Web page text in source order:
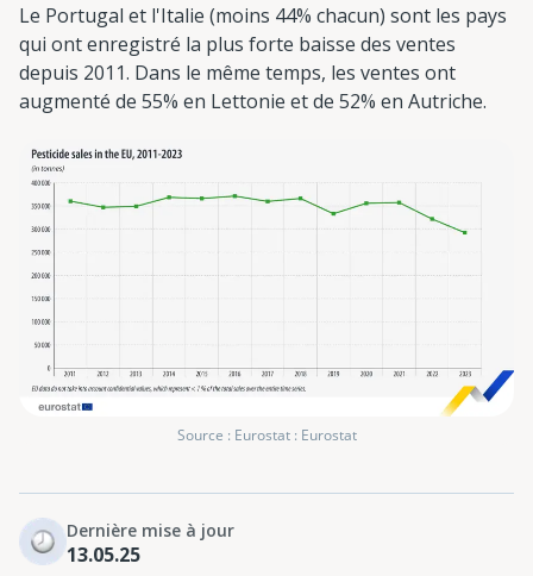
Le Portugal et l'Italie (moins 44% chacun) sont les pays
qui ont enregistré la plus forte baisse des ventes
depuis 2011. Dans le même temps, les ventes ont
augmenté de 55% en Lettonie et de 52% en Autriche.
Source : Eurostat : Eurostat
Dernière mise à jour
13.05.25